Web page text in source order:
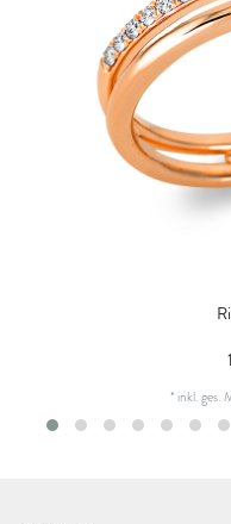
* inkl. ges.